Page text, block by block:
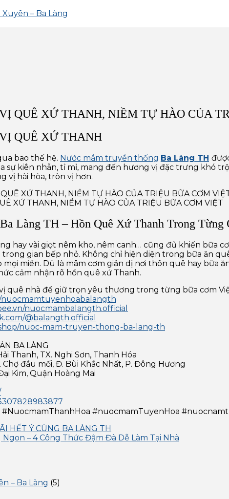
– Ba Làng
QUÊ XỨ THANH, NIỀM TỰ HÀO CỦA
QUÊ XỨ THANH
bao thế hệ. Nước mắm truyền thống Ba Làng TH
sự kiên nhẫn, tỉ mỉ, mang đến hương vị đặc trưng khó
vị hài hòa, tròn vị hơn.
XỨ THANH, NIỀM TỰ HÀO CỦA TRIỆU BỮA CƠM VIỆT
Làng TH – Hồn Quê Xứ Thanh Trong Từng
hay vài giọt nêm kho, nêm canh… cũng đủ khiến bữa
gian bếp nhỏ. Không chỉ hiện diện trong bữa ăn
miền. Dù là mâm cơm giản dị nơi thôn quê hay bữa
cảm nhận rõ hồn quê xứ Thanh.
quê nhà để giữ trọn yêu thương trong từng bữa cơm
nuocmamtuyenhoabalangth
nuocmambalangth.official
@balangth.official
nuoc-mam-truyen-thong-ba-lang-th
BA LÀNG
Thanh, TX. Nghi Sơn, Thanh Hóa
Chợ đầu mối, Đ. Bùi Khắc Nhất, P. Đông Hương
Kim, Quận Hoàng Mai
#nuocmamTuyenHoa
HẾT Ý CÙNG BA LÀNG TH
– 4 Công Thức Đậm Đà Dễ Làm Tại Nhà
– Ba Làng (5)